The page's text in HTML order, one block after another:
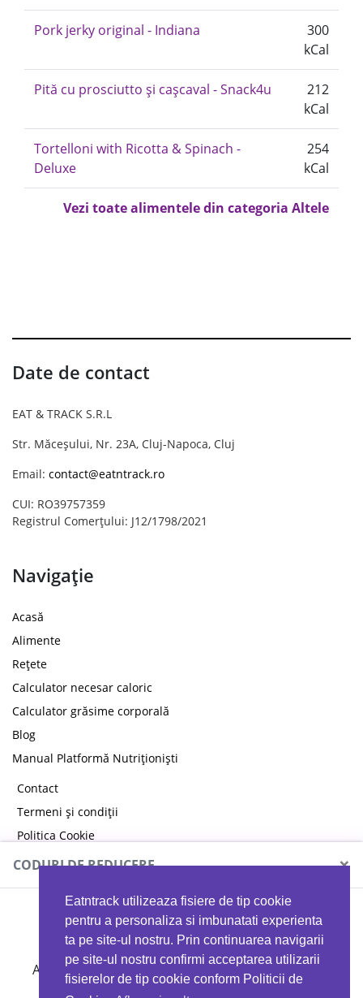
Eatntrack utilizeaza fisiere de tip cookie
pentru a personaliza si imbunatati experienta
ta pe site-ul nostru. Prin continuarea navigarii
pe site-ul nostru confirmi acceptarea utilizarii
fisierelor de tip cookie conform Politicii de
Pork jerky original - Indiana
300
kCal
Pită cu prosciutto și cașcaval - Snack4u
212
kCal
Tortelloni with Ricotta & Spinach -
Deluxe
254
kCal
Vezi toate alimentele din categoria Altele
Date de contact
EAT & TRACK S.R.L
Str. Măceșului, Nr. 23A, Cluj-Napoca, Cluj
Email: contact@eatntrack.ro
CUI: RO39757359
Registrul Comerțului: J12/1798/2021
Navigație
Acasă
Alimente
Rețete
Calculator necesar caloric
Calculator grăsime corporală
Blog
Manual Platformă Nutriționiști
Contact
Termeni și condiții
Politica Cookie
Politica de confidențialitate
CODURI DE REDUCERE ×
MYPROTEIN
Ai 40%reducere la orice comandă folosind codul
EATTRACK